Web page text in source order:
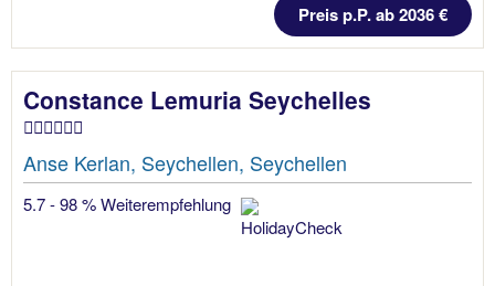
Preis p.P. ab 2036 €
Constance Lemuria Seychelles
Anse Kerlan, Seychellen, Seychellen
5.7 - 98 % Weiterempfehlung